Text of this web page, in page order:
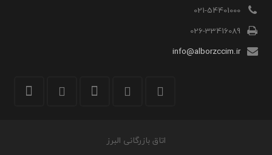
021-54401000
026-33416089
info@alborzccim.ir
اتاق بازرگانی البرز